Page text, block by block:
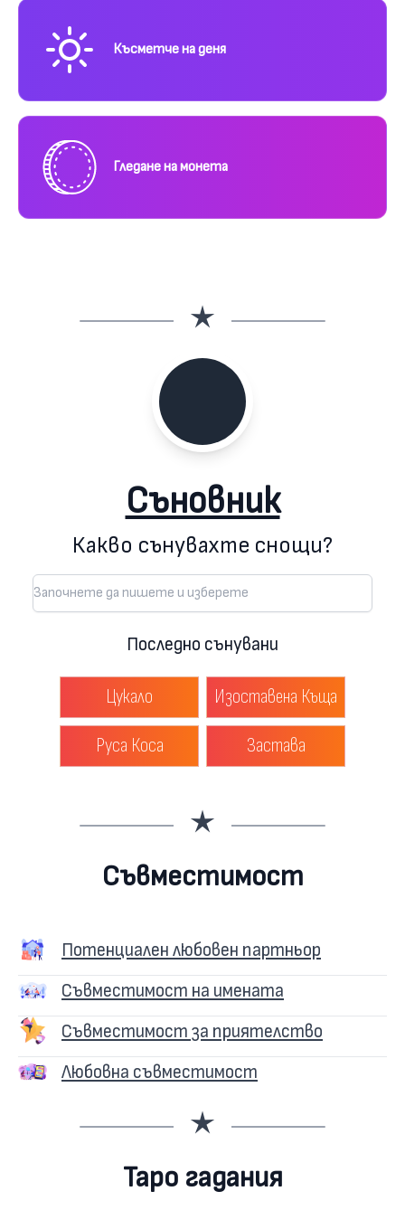
Късметче на деня
Гледане на монета
Съновник
Какво сънувахте снощи?
Последно сънувани
Цукало
Изоставена Къща
Руса Коса
Застава
Съвместимост
Потенциален любовен партньор
Съвместимост на имената
Съвместимост за приятелство
Любовна съвместимост
Таро гадания